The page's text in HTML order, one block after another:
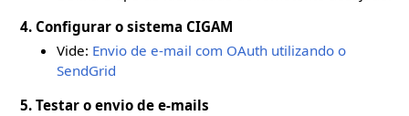
4. Configurar o sistema CIGAM
Vide: Envio de e-mail com OAuth utilizando o
SendGrid
5. Testar o envio de e-mails